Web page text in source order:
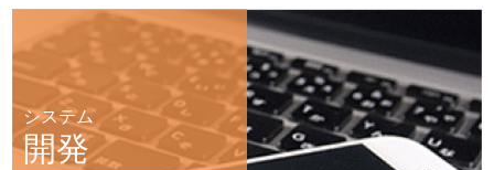
システム
開発